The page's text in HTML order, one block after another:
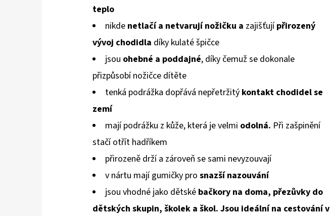
5,0
5
hvězdiček.
teplo
nikde netlačí a netvarujínožičku a zajišťujípřirozený
vývoj chodidla díky kulaté špičce
jsou ohebné a poddajné, díky čemuž se dokonale
přizpůsobínožičce dítěte
tenká podrážka dopřává nepřetržitý kontakt chodidelse
zemí
mají podrážku z kůže, která je velmi odolná. Při zašpinění
stačí otřít hadříkem
přirozeně drží a zároveň se sami nevyzouvají
v nártu mají gumičky pro snazší nazouvání
jsou vhodné jako dětské bačkory na doma, přezůvky do
dětských skupin, školek a škol. Jsou ideální na cestování v